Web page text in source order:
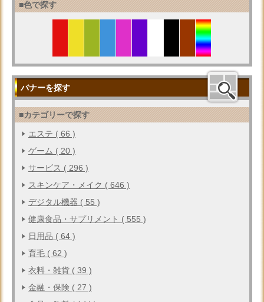
■色で探す
バナーを探す
■カテゴリーで探す
エステ ( 66 )
ゲーム ( 20 )
サービス ( 296 )
スキンケア・メイク ( 646 )
デジタル機器 ( 55 )
健康食品・サプリメント ( 555 )
日用品 ( 64 )
育毛 ( 62 )
衣料・雑貨 ( 39 )
金融・保険 ( 27 )